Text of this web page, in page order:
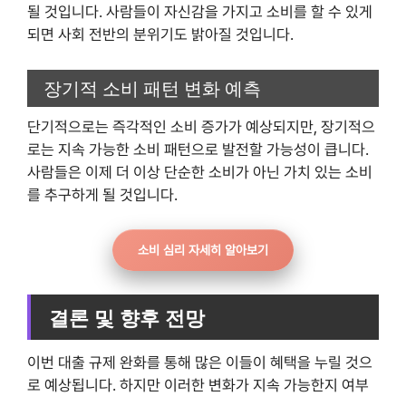
될 것입니다. 사람들이 자신감을 가지고 소비를 할 수 있게
되면 사회 전반의 분위기도 밝아질 것입니다.
장기적 소비 패턴 변화 예측
단기적으로는 즉각적인 소비 증가가 예상되지만, 장기적으
로는 지속 가능한 소비 패턴으로 발전할 가능성이 큽니다.
사람들은 이제 더 이상 단순한 소비가 아닌 가치 있는 소비
를 추구하게 될 것입니다.
소비 심리 자세히 알아보기
결론 및 향후 전망
이번 대출 규제 완화를 통해 많은 이들이 혜택을 누릴 것으
로 예상됩니다. 하지만 이러한 변화가 지속 가능한지 여부